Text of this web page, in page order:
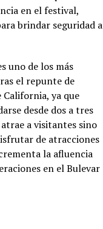
en el festival,
brindar seguridad a
uno de los más
el repunte de
ya que
desde dos a tres
a visitantes sino
de atracciones
la afluencia
en el Bulevar